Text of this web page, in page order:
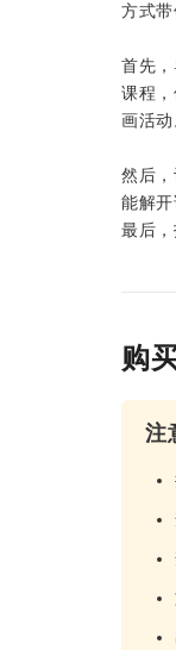
方式
首先
课程
画活动
然后
能解开
最后
购
注